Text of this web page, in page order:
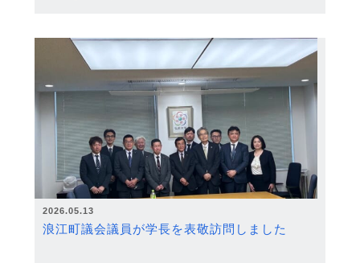
2026.05.13
浪江町議会議員が学長を表敬訪問しました